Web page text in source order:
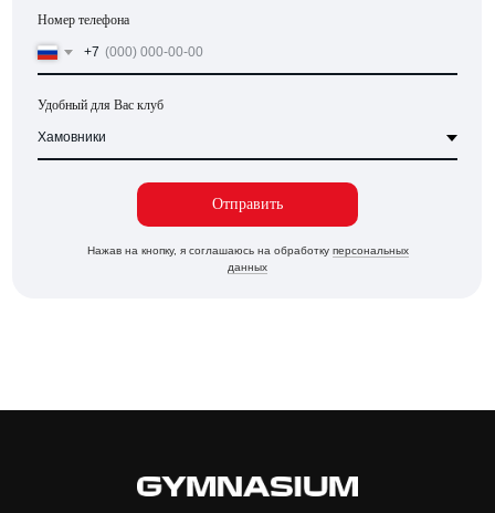
Номер телефона
+7
Удобный для Вас клуб
Отправить
Нажав на кнопку, я соглашаюсь на обработку персональных
данных